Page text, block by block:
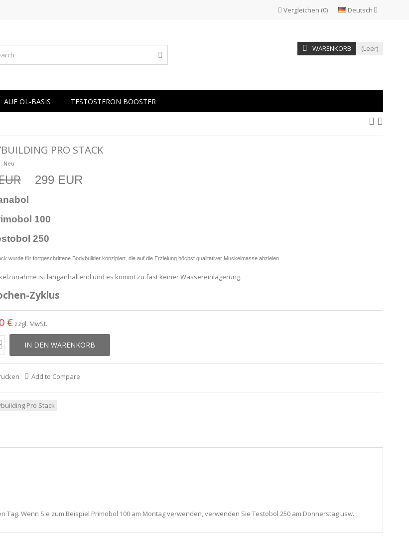
Deutsch
Vergleichen (0)
WARENKORB (Leer)
AUF ÖL-BASIS TESTOSTERON BOOSTER
PRO STACK
Neu
299 EUR
100
250
wurde für fortgeschrittene Bodybuilder konzipiert, die auf die Erzielung höchst qualitativer Muskelmasse abzielen.
ist langanhaltend und es kommt zu fast keiner Wassereinlagerung.
Zyklus
€ zzgl. MwSt.
IN DEN WARENKORB
Add to Compare
Pro Stack
Wenn Sie zum Beispiel Primobol 100 am Montag verwenden, verwenden Sie Testobol 250 am Donnerstag usw.